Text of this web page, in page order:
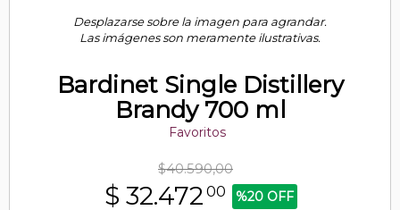
Desplazarse sobre la imagen para agrandar.
Las imágenes son meramente ilustrativas.
Bardinet Single Distillery
Brandy 700 ml
Favoritos
$40.590,00
$ 32.472 00 %20 OFF